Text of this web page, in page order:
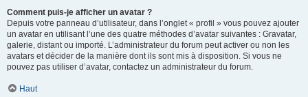
Comment puis-je afficher un avatar ?
Depuis votre panneau d’utilisateur, dans l’onglet « profil » vous pouvez ajouter
un avatar en utilisant l’une des quatre méthodes d’avatar suivantes : Gravatar,
galerie, distant ou importé. L’administrateur du forum peut activer ou non les
avatars et décider de la manière dont ils sont mis à disposition. Si vous ne
pouvez pas utiliser d’avatar, contactez un administrateur du forum.
Haut